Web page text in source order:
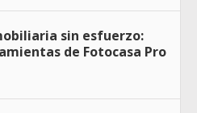
sin esfuerzo:
de Fotocasa Pro